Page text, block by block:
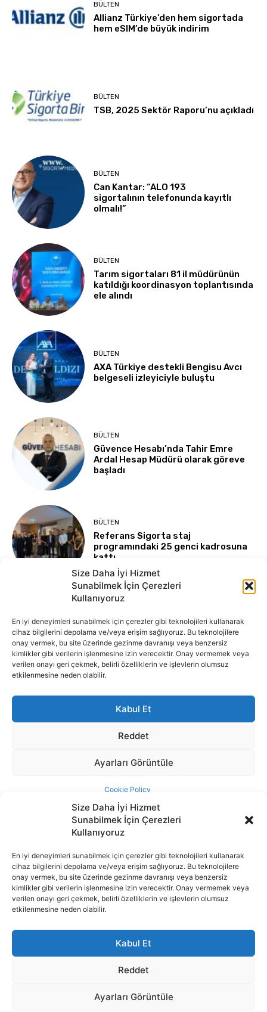
Size Daha İyi Hizmet
Sunabilmek İçin Çerezleri
Kullanıyoruz
En iyi deneyimleri sunabilmek için çerezler gibi teknolojileri kullanarak
cihaz bilgilerini depolama ve/veya erişim sağlıyoruz. Bu teknolojilere
onay vermek, bu site üzerinde gezinme davranışı veya benzersiz
kimlikler gibi verilerin işlenmesine izin verecektir. Onay vermemek veya
verilen onayı geri çekmek, belirli özelliklerin ve işlevlerin olumsuz
etkilenmesine neden olabilir.
Kabul Et
Reddet
Ayarları Görüntüle
İnternet portalımızda yer alan tüm haber metini, resim ve benzeri
içeriğin hakları Sigortamedya Yayıncılık A.Ş.'ye aittir. Hiçbir şekilde
basılı ya da elektronik bir ortamda, kaynak gösterilse bile izin
alınmadan kullanılamaz.